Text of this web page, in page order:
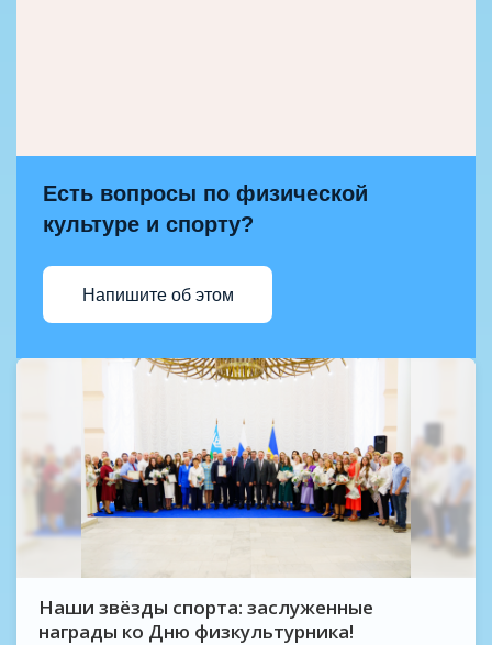
Есть вопросы по физической
культуре и спорту?
Напишите об этом
Наши звёзды спорта: заслуженные
награды ко Дню физкультурника!